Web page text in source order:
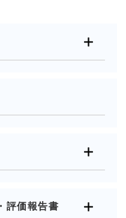
評価報告書